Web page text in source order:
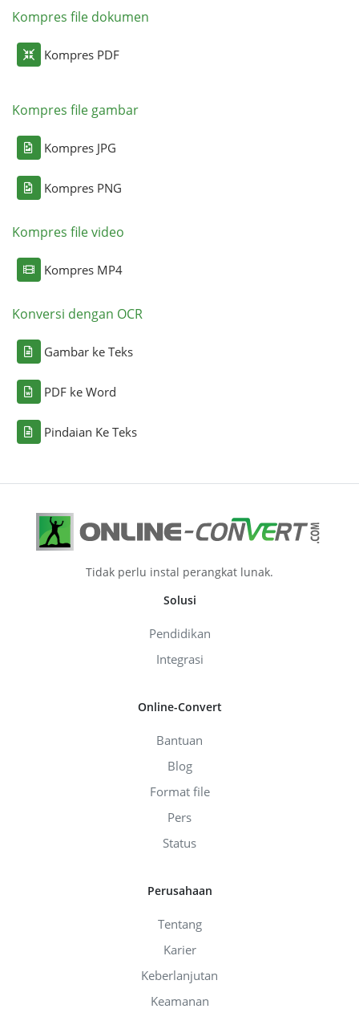
Kompres file dokumen
Kompres PDF
Kompres file gambar
Kompres JPG
Kompres PNG
Kompres file video
Kompres MP4
Konversi dengan OCR
Gambar ke Teks
PDF ke Word
Pindaian Ke Teks
Tidak perlu instal perangkat lunak.
Solusi
Pendidikan
Integrasi
Online-Convert
Bantuan
Blog
Format file
Pers
Status
Perusahaan
Tentang
Karier
Keberlanjutan
Keamanan